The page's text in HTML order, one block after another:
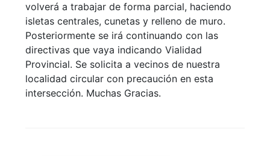
volverá a trabajar de forma parcial, haciendo
isletas centrales, cunetas y relleno de muro.
Posteriormente se irá continuando con las
directivas que vaya indicando Vialidad
Provincial. Se solicita a vecinos de nuestra
localidad circular con precaución en esta
intersección. Muchas Gracias.